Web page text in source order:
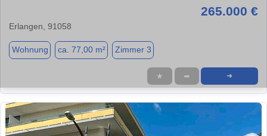
265.000 €
Erlangen, 91058
Wohnung ca. 77,00 m² Zimmer 3
★ ➦ ➜